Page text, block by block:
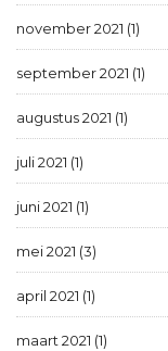
november 2021 (1)
september 2021 (1)
augustus 2021 (1)
juli 2021 (1)
juni 2021 (1)
mei 2021 (3)
april 2021 (1)
maart 2021 (1)